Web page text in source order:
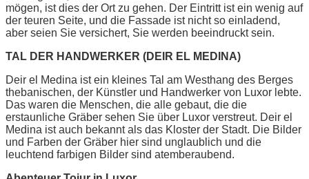
mögen, ist dies der Ort zu gehen. Der Eintritt ist ein wenig auf
der teuren Seite, und die Fassade ist nicht so einladend,
aber seien Sie versichert, Sie werden beeindruckt sein.
TAL DER HANDWERKER (DEIR EL MEDINA)
Deir el Medina ist ein kleines Tal am Westhang des Berges
thebanischen, der Künstler und Handwerker von Luxor lebte.
Das waren die Menschen, die alle gebaut, die die
erstaunliche Gräber sehen Sie über Luxor verstreut. Deir el
Medina ist auch bekannt als das Kloster der Stadt. Die Bilder
und Farben der Gräber hier sind unglaublich und die
leuchtend farbigen Bilder sind atemberaubend.